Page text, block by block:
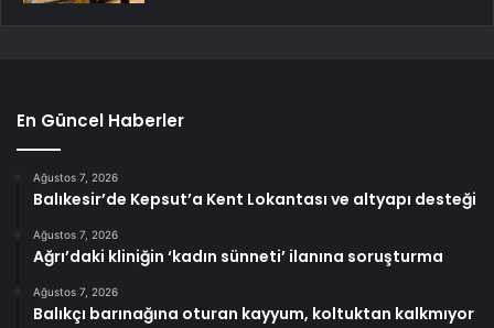
En Güncel Haberler
Ağustos 7, 2026
Balıkesir’de Kepsut’a Kent Lokantası ve altyapı desteği
Ağustos 7, 2026
Ağrı’daki kliniğin ‘kadın sünneti’ ilanına soruşturma
Ağustos 7, 2026
Balıkçı barınağına oturan kayyum, koltuktan kalkmıyor